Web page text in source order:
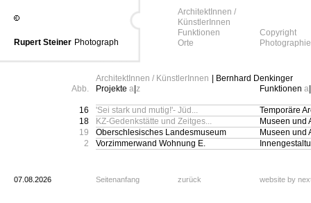
Rupert Steiner Photograph
ArchitektInnen /
KünstlerInnen
Funktionen
Orte
Copyright
Photographie
ArchitektInnen / KünstlerInnen
| Bernhard Denkinger
Abb.
Projekte a z Funktionen a
16 'Sei stark und mutig!'- Jüd...
Temporäre
18
KZ-Gedenkstätte und Zeitges...
Museen und
19
Oberschlesisches Landesmuseum
Museen und
2
Vorzimmerwand Wohnung E.
07.08.2026 Seitenanfang zurück website by